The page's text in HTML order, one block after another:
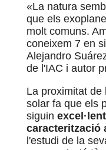
«La natura
que els
molt comuns.
coneixem 7 en
Alejandro
de l'IAC i autor
La proximitat de
solar fa que els
siguin
caracterització
l'estudi de la